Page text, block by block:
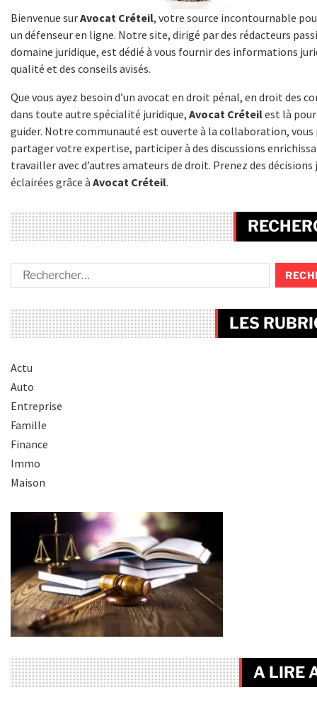
Bienvenue surAvocat Créteil, votre source incontournable
un défenseur en ligne. Notre site, dirigé par des rédacteurs
domaine juridique, est dédié à vous fournir des informations
qualité et des conseils avisés.
Que vous ayez besoin d’un avocat en droit pénal, en droit des
dans toute autre spécialité juridique, Avocat Créteilest là
guider. Notre communauté est ouverte à la collaboration, vous
partager votre expertise, participer à des discussions
travailler avec d’autres amateurs de droit. Prenez des décisions
éclairées grâce à Avocat Créteil.
LES
Actu
Auto
Entreprise
Famille
Finance
Immo
Maison
A LIRE